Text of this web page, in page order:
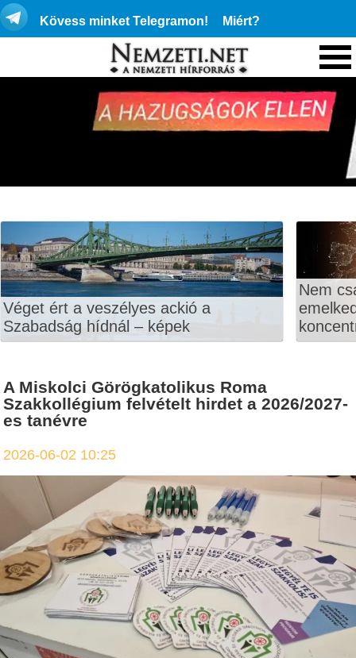
Kövess minket Telegramon! Miért?
Véget ért a veszélyes ackió a
Szabadság hídnál – képek
Nem
A Miskolci Görögkatolikus Roma
Szakkollégium felvételt hirdet a 2026/2027-
es tanévre
2026-06-02 10:25